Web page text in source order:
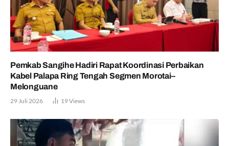
Pemkab Sangihe Hadiri Rapat Koordinasi Perbaikan
Kabel Palapa Ring Tengah Segmen Morotai–
Melonguane
29 Juli 2026 19Views